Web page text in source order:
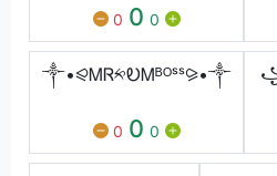
0 0 0
༒•⪨ᎷᏒ༱ᎧᎷᴮᴼˢˢ⪩•༒
0 0 0